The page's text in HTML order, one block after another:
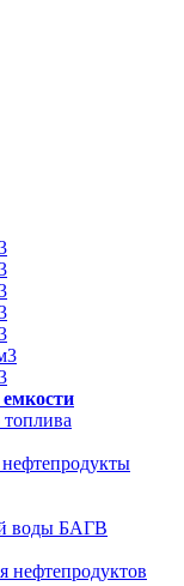
воды БАГВ
нефтепродуктов